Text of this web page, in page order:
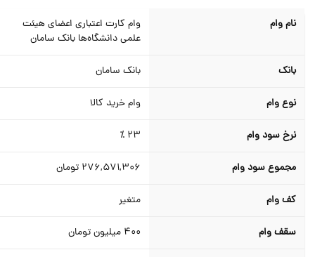
نام وام
وام کارت اعتباری اعضای هیئت
علمی دانشگاه‌ها بانک سامان
بانک بانک سامان
نوع وام وام خرید کالا
نرخ سود وام
مجموع سود وام 276,571,306تومان
کف وام متغیر
سقف وام میلیون تومان